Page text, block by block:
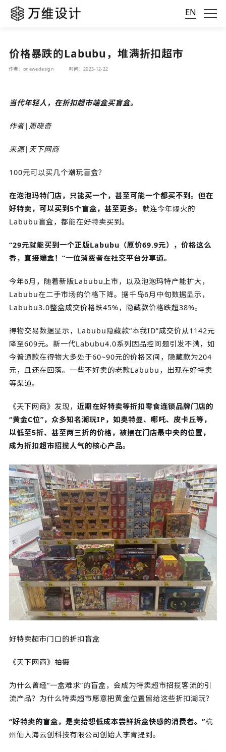
EN
价格暴跌的Labubu，堆满折扣超市
作者：onewedesign 时间：2025-12-22
当代年轻人，在折扣超市端盒买盲盒。
作者|周晓奇
来源|天下网商
100元可以买几个潮玩盲盒？
在泡泡玛特门店，只能买一个，甚至可能一个都买不到。但在
好特卖，可以买到5个盲盒，甚至更多。 就连今年爆火的
Labubu盲盒，都能在好特卖买到。
“29元就能买到一个正版Labubu（原价69.9元），价格这么
香，直接端盒！”一位消费者在社交平台分享道。
今年6月，随着新版Labubu上市，以及泡泡玛特产能扩大，
Labubu在二手市场的价格下降。据千岛6月中旬数据显示，
Labubu3.0整盒成交价格跌45%，隐藏款价格跌超38%。
得物交易数据显示，Labubu隐藏款“本我ID”成交价从1142元
降至609元。新一代Labubu4.0系列因品控问题引发不满，如
今普通款在得物大多处于60~90元的价格区间，隐藏款为204
元，且还在回落。一些不好卖的老款Labubu，出现在好特卖
等渠道。
《天下网商》发现， 近期在好特卖等折扣零食连锁品牌门店的
“黄金C位”，众多知名潮玩IP，如奥特曼、哪吒、皮卡丘等，
以低至5折、甚至两三折的价格，被摆在门店最中央的位置，
成为折扣超市招揽人气的核心产品。
好特卖超市门口的折扣盲盒
《天下网商》拍摄
为什么曾经“一盒难求”的盲盒，会成为特卖超市招揽客流的引
流产品？为什么特卖超市愿意把黄金位置留给这些折扣潮玩？
“好特卖的盲盒，是卖给想低成本尝鲜拆盒快感的消费者。”杭
州仙人海云创科技有限公司创始人李青提到。